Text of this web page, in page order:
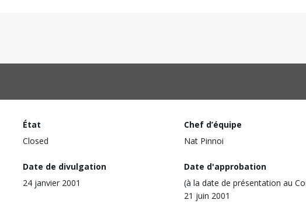
État
Closed
Chef d’équipe
Nat Pinnoi
Date de divulgation
24 janvier 2001
Date d'approbation
(à la date de présentation au
21 juin 2001